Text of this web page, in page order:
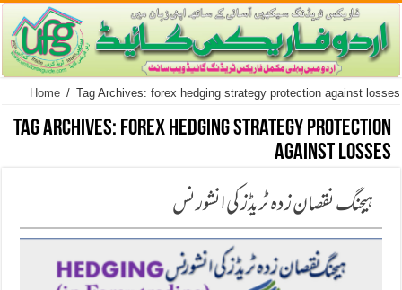
Home / Tag Archives: forex hedging strategy protection against losses
Tag Archives: forex hedging strategy protection
against losses
ہیجنگ نقصان زدہ ٹریڈز کی انشورنس